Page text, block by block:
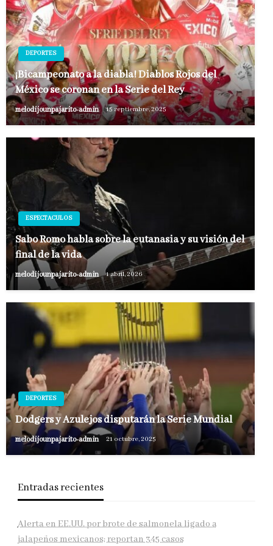
DEPORTES
¡Bicampeonato a la diabla! Diablos Rojos del
México se coronan en la Serie del Rey
melodijounpajarito-admin 15 septiembre, 2025
ESPECTACULOS
Sabo Romo habla sobre la eutanasia y su visión del
final de la vida
melodijounpajarito-admin 1 abril, 2026
DEPORTES
Dodgers y Azulejos disputarán la Serie Mundial
melodijounpajarito-admin 21 octubre, 2025
Entradas recientes
Alerta en EE.UU. por brote de salmonela ligado a
jalapeños mexicanos; reportan 345 casos